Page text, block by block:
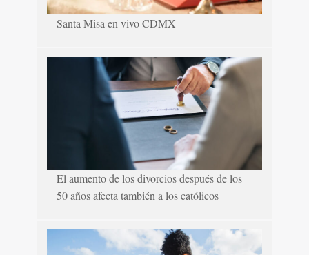
Santa Misa en vivo CDMX
El aumento de los divorcios después de los
50 años afecta también a los católicos